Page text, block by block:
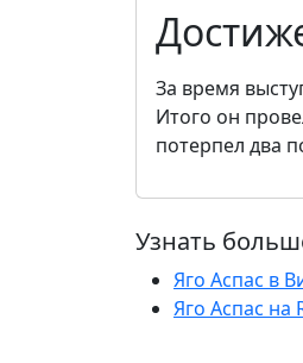
За время
Итого он
потерпел два
Узнать
Яго Аспас в
Яго Аспас на